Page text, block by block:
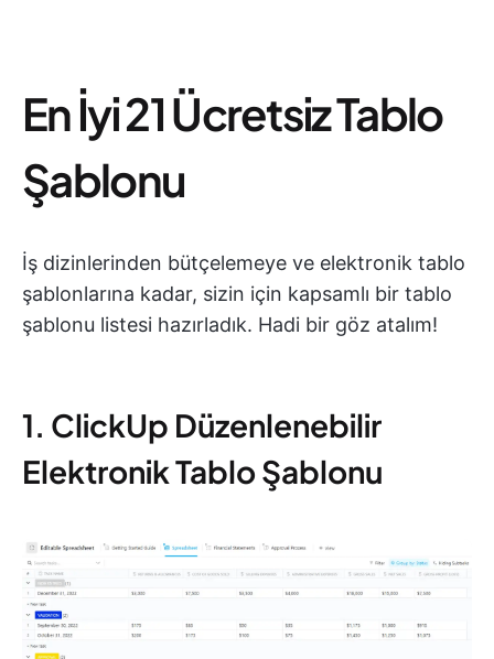
En İyi 21 Ücretsiz Tablo
Şablonu
İş dizinlerinden bütçelemeye ve elektronik tablo
şablonlarına kadar, sizin için kapsamlı bir tablo
şablonu listesi hazırladık. Hadi bir göz atalım!
1. ClickUp Düzenlenebilir
Elektronik Tablo Şablonu